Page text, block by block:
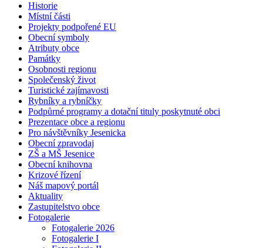
Historie
Místní části
Projekty podpořené EU
Obecní symboly
Atributy obce
Památky
Osobnosti regionu
Společenský život
Turistické zajímavosti
Rybníky a rybníčky
Podpůrné programy a dotační tituly poskytnuté obci
Prezentace obce a regionu
Pro návštěvníky Jesenicka
Obecní zpravodaj
ZŠ a MŠ Jesenice
Obecní knihovna
Krizové řízení
Náš mapový portál
Aktuality
Zastupitelstvo obce
Fotogalerie
Fotogalerie 2026
Fotogalerie I